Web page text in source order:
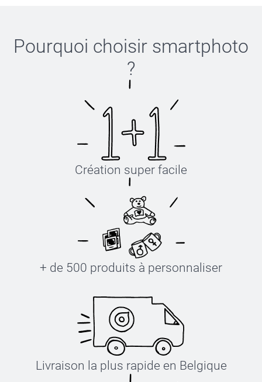
Pourquoi choisir smartphoto
?
Création super facile
+ de 500 produits à personnaliser
Livraison la plus rapide en Belgique